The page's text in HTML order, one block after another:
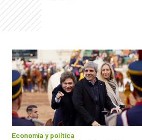
Economía y política